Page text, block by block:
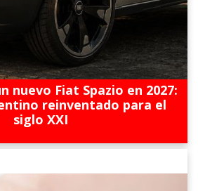
nuevo Fiat Spazio en 2027:
reinventado para el
siglo XXI